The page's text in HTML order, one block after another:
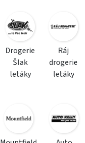
Drogerie
Šlak
letáky
Ráj
drogerie
letáky